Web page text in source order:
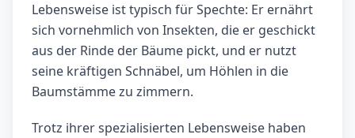
Lebensweise ist typisch für Spechte: Er ernährt
sich vornehmlich von Insekten, die er geschickt
aus der Rinde der Bäume pickt, und er nutzt
seine kräftigen Schnäbel, um Höhlen in die
Baumstämme zu zimmern.
Trotz ihrer spezialisierten Lebensweise haben